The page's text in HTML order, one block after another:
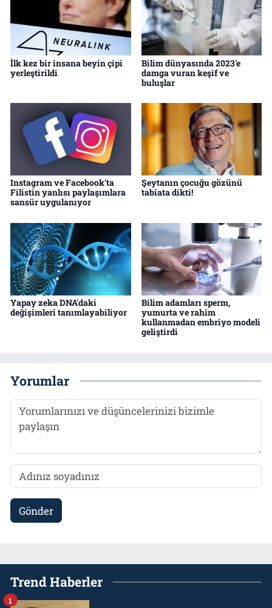
İlk kez bir insana beyin çipi
yerleştirildi
Bilim dünyasında 2023'e
damga vuran keşif ve
buluşlar
Instagram ve Facebook'ta
Filistin yanlısı paylaşımlara
sansür uygulanıyor
Şeytanın çocuğu gözünü
tabiata dikti!
Yapay zeka DNA'daki
değişimleri tanımlayabiliyor
Bilim adamları sperm,
yumurta ve rahim
kullanmadan embriyo modeli
geliştirdi
Yorumlar
Gönder
Trend Haberler
1